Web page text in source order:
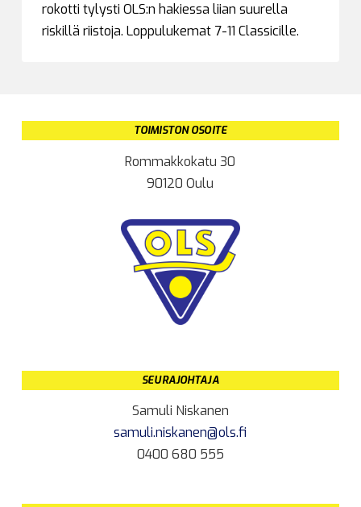
rokotti tylysti OLS:n hakiessa liian suurella
riskillä riistoja. Loppulukemat 7-11 Classicille.
TOIMISTON OSOITE
Rommakkokatu 30
90120 Oulu
SEURAJOHTAJA
Samuli Niskanen
samuli.niskanen@ols.fi
0400 680 555